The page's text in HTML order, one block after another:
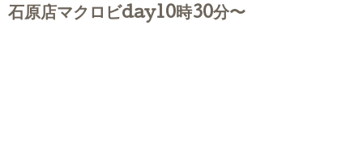
石原店マクロビday10時30分〜